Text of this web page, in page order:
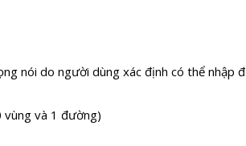
nói do người dùng xác định có thể nhập
và 1 đường)